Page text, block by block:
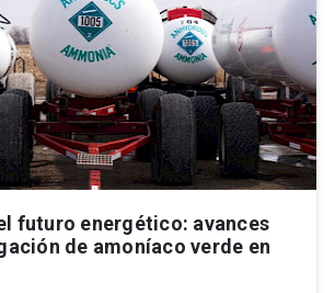
futuro energético: avances
de amoníaco verde en